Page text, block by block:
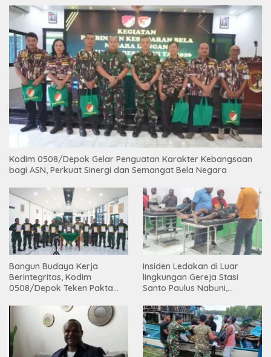
Kodim 0508/Depok Gelar Penguatan Karakter Kebangsaan
bagi ASN, Perkuat Sinergi dan Semangat Bela Negara
Bangun Budaya Kerja
Berintegritas, Kodim
0508/Depok Teken Pakta
Insiden Ledakan di Luar
lingkungan Gereja Stasi
Santo Paulus Nabuni,